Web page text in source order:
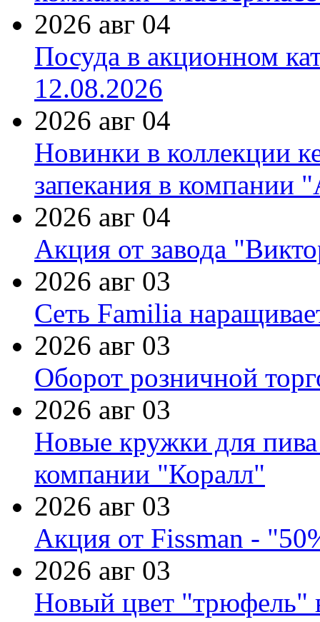
2026 авг 04
Посуда в акционном
12.08.2026
2026 авг 04
Новинки в коллекции
запекания в компании
2026 авг 04
Акция от завода
2026 авг 03
Сеть Familia
2026 авг 03
Оборот розничной
2026 авг 03
Новые кружки для
компании "Коралл"
2026 авг 03
Акция от Fissman -
2026 авг 03
Новый цвет "трюфель"